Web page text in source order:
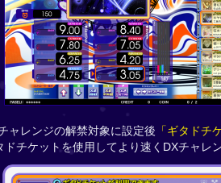
ャレンジの解禁対象に設定後 「ギタドチ
ドチケットを使用してより速くDXチャレ